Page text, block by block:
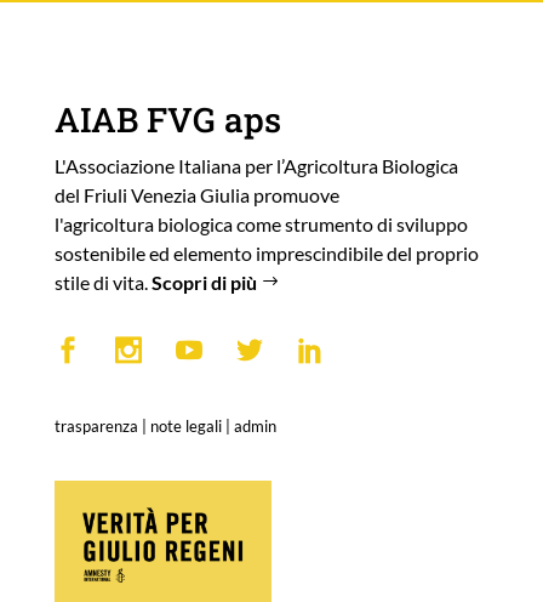
AIAB FVG aps
L'Associazione Italiana per l’Agricoltura Biologica
del Friuli Venezia Giulia promuove
l'agricoltura biologica come strumento di sviluppo
sostenibile ed elemento imprescindibile del proprio
stile di vita. Scopri di più
trasparenza note legali| admin